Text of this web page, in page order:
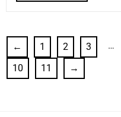
← 1 2 3 …
10
11 →